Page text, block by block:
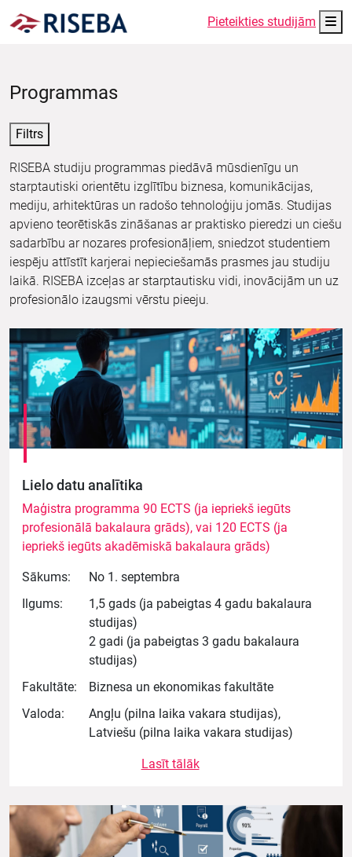
Pieteikties studijām
Programmas
Filtrs
RISEBA studiju programmas piedāvā mūsdienīgu un
starptautiski orientētu izglītību biznesa, komunikācijas,
mediju, arhitektūras un radošo tehnoloģiju jomās. Studijas
apvieno teorētiskās zināšanas ar praktisko pieredzi un ciešu
sadarbību ar nozares profesionāļiem, sniedzot studentiem
iespēju attīstīt karjerai nepieciešamās prasmes jau studiju
laikā. RISEBA izceļas ar starptautisku vidi, inovācijām un uz
profesionālo izaugsmi vērstu pieeju.
Lielo datu analītika
Maģistra programma 90 ECTS (ja iepriekš iegūts
profesionālā bakalaura grāds), vai 120 ECTS (ja
iepriekš iegūts akadēmiskā bakalaura grāds)
Sākums:
No 1. septembra
Ilgums:
1,5 gads (ja pabeigtas 4 gadu bakalaura
studijas)
2 gadi (ja pabeigtas 3 gadu bakalaura
studijas)
Fakultāte:
Biznesa un ekonomikas fakultāte
Valoda:
Angļu (pilna laika vakara studijas),
Latviešu (pilna laika vakara studijas)
Lasīt tālāk